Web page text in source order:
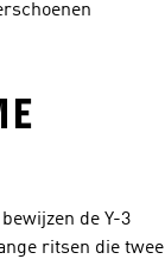
de Y-3
ritsen die twee